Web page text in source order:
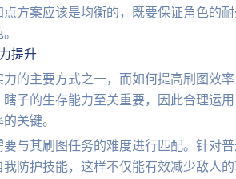
方案应该是均衡的，既要保证角色的
提升
的主要方式之一，而如何提高刷图效
子的生存能力至关重要，因此合理运
关键。
要与其刷图任务的难度进行匹配。针对
防护技能，这样不仅能有效减少敌人